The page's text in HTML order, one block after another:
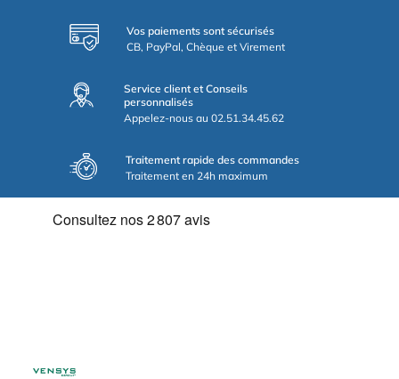
Vos paiements sont sécurisés
CB, PayPal, Chèque et Virement
Service client et Conseils
personnalisés
Appelez-nous au 02.51.34.45.62
Traitement rapide des commandes
Traitement en 24h maximum